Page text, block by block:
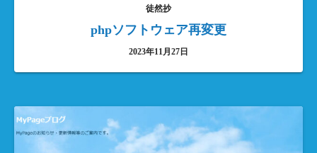
徒然抄
phpソフトウェア再変更
2023年11月27日